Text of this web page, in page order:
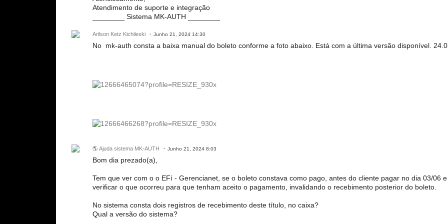
Atendimento de suporte e integração
________ Sistema MK-AUTH ________
Arilson Ketz Kichileski Junho 21, 2024 14:30
No mk-auth consta a baixa manual do boleto conforme a foto abaixo. Está com a última versão disponível.
🌎 Ajuda sistema MK-AUTH Junho 21, 2024 8:03
Bom dia prezado(a),
Tem que ver com o o EFí - Gerencianet, se o boleto constava como pago, antes do cliente pagar no dia 03/06 e
verificar o que ocorreu para que tenham aceito o pagamento, invalidando o recebimento posterior do boleto.
No sistema consta dois registros de recebimento deste título, no caixa?
Qual a versão do sistema?